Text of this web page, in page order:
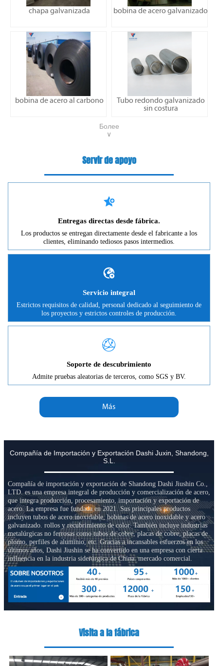
chapa galvanizada bobina de acero galvanizado
bobina de acero al carbono
Tubo redondo galvanizado
sin costura
Более
∨
Servir de apoyo

Entregas directas desde fábrica.
Los productos se entregan directamente desde el fabricante a los
clientes, eliminando tediosos pasos intermedios.

Servicio integral
Estrictos requisitos de calidad, personal dedicado al seguimiento de
los proyectos y estrictos controles de producción.

Soporte de descubrimiento
Admite pruebas aleatorias de terceros, como SGS y BV.
Más
Compañía de Importación y Exportación Dashi Juxin, Shandong,
S.L.
Compañía de importación y exportación de Shandong Dashi Jiushin Co.,
LTD. es una empresa integral de producción y comercialización de acero,
que integra producción, procesamiento, importación y exportación de
acero. La empresa fue fundada en 2021. Sus principales productos
incluyen tubos de acero inoxidable, bobinas de acero inoxidable y acero
galvanizado. rollos y recubrimiento de color. También incluye industrias
metalúrgicas no ferrosas como tubos de cobre, placas de cobre, placas de
plomo, perfiles de aluminio, etc. Gracias a incansables esfuerzos en los
últimos años, Dashi Jiushin se ha convertido en una empresa con cierta
influencia en la industria siderúrgica de China. mercado comercial.
Visita a la fábrica